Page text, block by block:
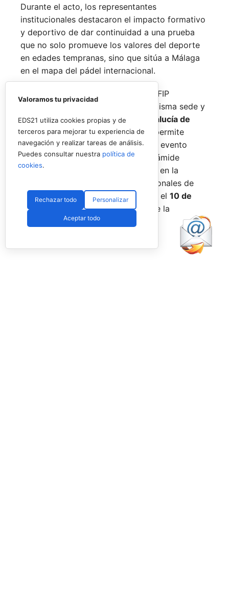
Durante el acto, los representantes
institucionales destacaron el impacto formativo
y deportivo de dar continuidad a una prueba
que no solo promueve los valores del deporte
en edades tempranas, sino que sitúa a Málaga
en el mapa del pádel internacional.
De forma paralela al desarrollo del FIP
Promises, la FAP organizará en la misma sede y
fechas losInternacionales de Andalucía de
Menores 2026. Esta cita paralela permite
incorporar la categoríabenjamín
al evento
global, completando así toda la pirámide
formativa.
El plazo para registrarse en la
categoría benjamín de los Internacionales de
Andalucía permanece abierto hasta el 10 de
agosto
a través de la web oficial de la
Federación.
Valoramos tu privacidad
EDS21 utiliza cookies propias y de
terceros para mejorar tu experiencia de
navegación y realizar tareas de análisis.
Puedes consultar nuestra política de
cookies.
Rechazar todo Personalizar
Aceptar todo